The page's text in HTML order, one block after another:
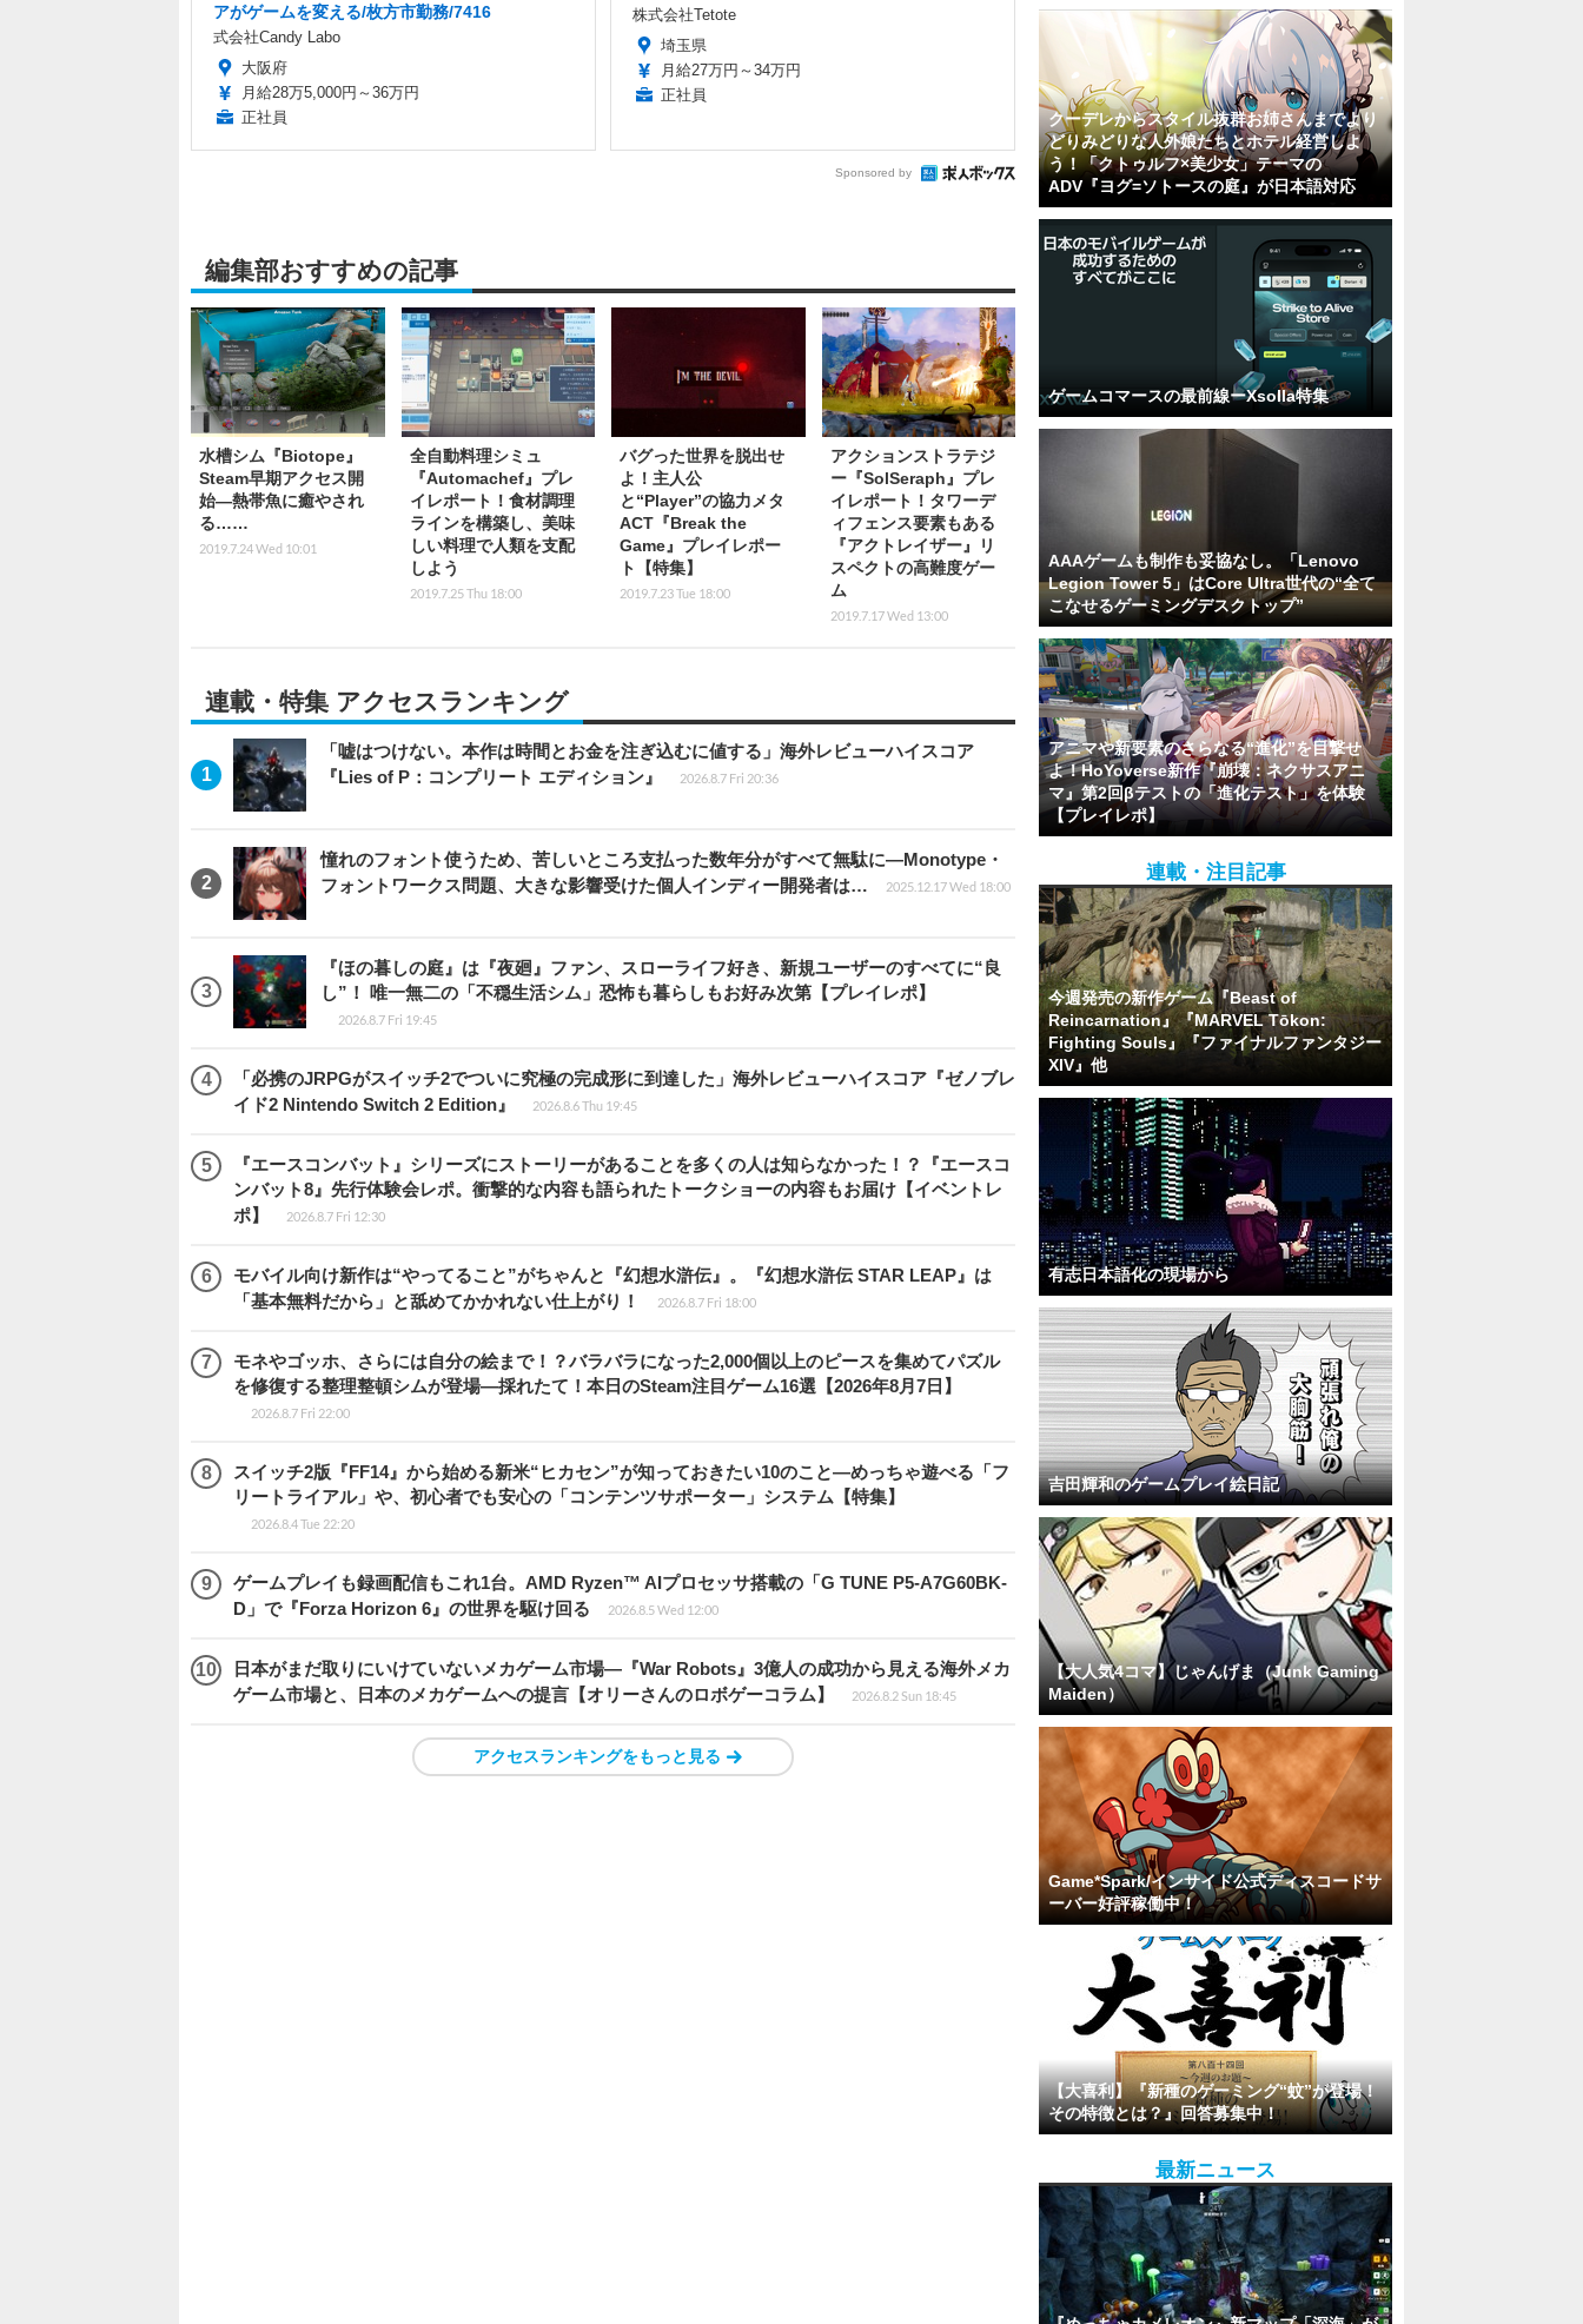
アがゲームを変える/枚方市勤務/7416
式会社Candy Labo
大阪府
月給28万5,000円～36万円
正社員
株式会社Tetote
埼玉県
月給27万円～34万円
正社員
Sponsored by
編集部おすすめの記事
水槽シム『Biotope』
Steam早期アクセス開
始―熱帯魚に癒やされ
る……
2019.7.24 Wed 10:01
全自動料理シミュ
『Automachef』プレ
イレポート！食材調理
ラインを構築し、美味
しい料理で人類を支配
しよう
2019.7.25 Thu 18:00
バグった世界を脱出せ
よ！主人公
と“Player”の協力メタ
ACT『Break the
Game』プレイレポー
ト【特集】
2019.7.23 Tue 18:00
アクションストラテジ
ー『SolSeraph』プレ
イレポート！タワーデ
ィフェンス要素もある
『アクトレイザー』リ
スペクトの高難度ゲー
ム
2019.7.17 Wed 13:00
連載・特集 アクセスランキング
「嘘はつけない。本作は時間とお金を注ぎ込むに値する」海外レビューハイスコア
『Lies of P：コンプリート エディション』
2026.8.7 Fri 20:36
憧れのフォント使うため、苦しいところ支払った数年分がすべて無駄に―Monotype・
フォントワークス問題、大きな影響受けた個人インディー開発者は…
2025.12.17 Wed 18:00
『ほの暮しの庭』は『夜廻』ファン、スローライフ好き、新規ユーザーのすべてに“良
し”！ 唯一無二の「不穏生活シム」恐怖も暮らしもお好み次第【プレイレポ】
2026.8.7 Fri 19:45
「必携のJRPGがスイッチ2でついに究極の完成形に到達した」海外レビューハイスコア『ゼノブレ
イド2 Nintendo Switch 2 Edition』
2026.8.6 Thu 19:45
『エースコンバット』シリーズにストーリーがあることを多くの人は知らなかった！？『エースコ
ンバット8』先行体験会レポ。衝撃的な内容も語られたトークショーの内容もお届け【イベントレ
ポ】
2026.8.7 Fri 12:30
モバイル向け新作は“やってること”がちゃんと『幻想水滸伝』。『幻想水滸伝 STAR LEAP』は
「基本無料だから」と舐めてかかれない仕上がり！
2026.8.7 Fri 18:00
モネやゴッホ、さらには自分の絵まで！？バラバラになった2,000個以上のピースを集めてパズル
を修復する整理整頓シムが登場―採れたて！本日のSteam注目ゲーム16選【2026年8月7日】
2026.8.7 Fri 22:00
スイッチ2版『FF14』から始める新米“ヒカセン”が知っておきたい10のこと―めっちゃ遊べる「フ
リートライアル」や、初心者でも安心の「コンテンツサポーター」システム【特集】
2026.8.4 Tue 22:20
ゲームプレイも録画配信もこれ1台。AMD Ryzen™ AIプロセッサ搭載の「G TUNE P5-A7G60BK-
D」で『Forza Horizon 6』の世界を駆け回る
2026.8.5 Wed 12:00
日本がまだ取りにいけていないメカゲーム市場―『War Robots』3億人の成功から見える海外メカ
ゲーム市場と、日本のメカゲームへの提言【オリーさんのロボゲーコラム】
2026.8.2 Sun 18:45
アクセスランキングをもっと見る
クーデレからスタイル抜群お姉さんまでより
どりみどりな人外娘たちとホテル経営しよ
う！「クトゥルフ×美少女」テーマの
ADV『ヨグ=ソトースの庭』が日本語対応
ゲームコマースの最前線ーXsolla特集
AAAゲームも制作も妥協なし。「Lenovo
Legion Tower 5」はCore Ultra世代の“全て
こなせるゲーミングデスクトップ”
アニマや新要素のさらなる“進化”を目撃せ
よ！HoYoverse新作『崩壊：ネクサスアニ
マ』第2回βテストの「進化テスト」を体験
【プレイレポ】
連載・注目記事
今週発売の新作ゲーム『Beast of
Reincarnation』『MARVEL Tōkon:
Fighting Souls』『ファイナルファンタジー
XIV』他
有志日本語化の現場から
吉田輝和のゲームプレイ絵日記
【大人気4コマ】じゃんげま（Junk Gaming
Maiden）
Game*Spark/インサイド公式ディスコードサ
ーバー好評稼働中！
【大喜利】『新種のゲーミング“蚊”が登場！
その特徴とは？』回答募集中！
最新ニュース